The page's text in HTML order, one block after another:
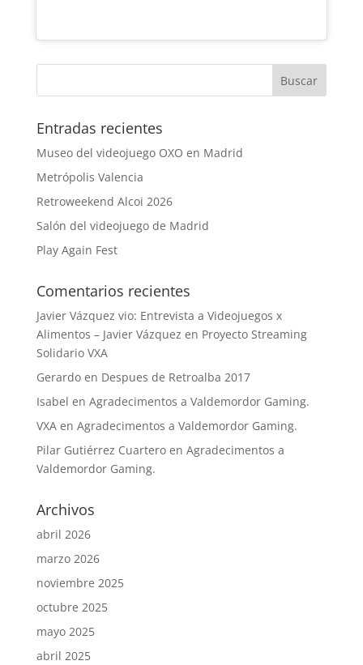
Entradas recientes
Museo del videojuego OXO en Madrid
Metrópolis Valencia
Retroweekend Alcoi 2026
Salón del videojuego de Madrid
Play Again Fest
Comentarios recientes
Javier Vázquez vio: Entrevista a Videojuegos x
Alimentos – Javier Vázquez en Proyecto Streaming
Solidario VXA
Gerardoen Despues de Retroalba 2017
Isabel en Agradecimentos a Valdemordor Gaming.
VXAen Agradecimentos a Valdemordor Gaming.
Pilar Gutiérrez Cuarteroen Agradecimentos a
Valdemordor Gaming.
Archivos
abril 2026
marzo 2026
noviembre 2025
octubre 2025
mayo 2025
abril 2025